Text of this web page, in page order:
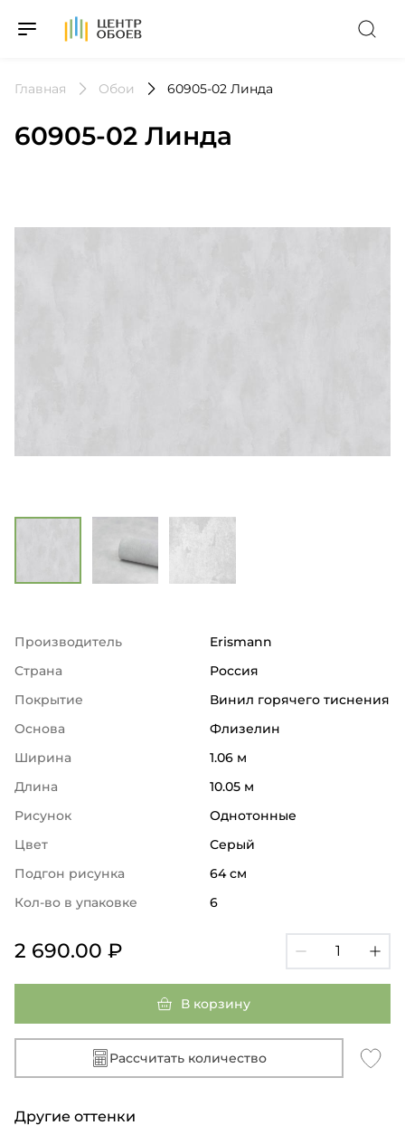
На Главную
Главная Обои 60905-02 Линда
60905-02 Линда
Производитель
Erismann
Страна
Россия
Покрытие
Винил горячего тиснения
Основа
Флизелин
Ширина
1.06 м
Длина
10.05 м
Рисунок
Однотонные
Цвет
Серый
Подгон рисунка
64 см
Кол-во в упаковке
6
2 690.00 ₽
В корзину
Рассчитать количество
Другие оттенки